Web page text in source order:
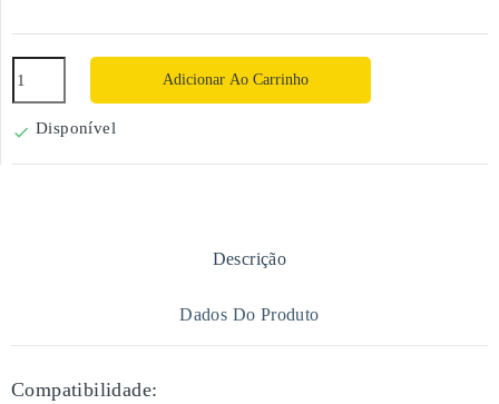
Adicionar Ao Carrinho
 Disponível
Descrição
Dados Do Produto
Compatibilidade: